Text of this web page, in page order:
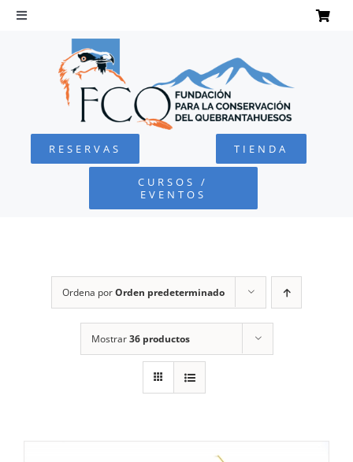
Saltar
Toggle
Navigation
QUEBRANTAHUESOS
FUNDACIÓN
RESERVAS TIENDA
CURSOS /
EVENTOS
Ordena porOrden predeterminado
Mostrar36 productos